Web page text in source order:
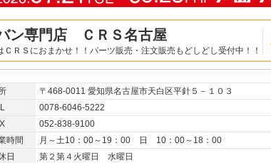
ン専門店 ＣＲＳ名古屋
ＲＳにおまかせ！！パーツ販売・注文販売もどしどし受付中！！
〒468-0011 愛知県名古屋市天白区平針５－１０３
0078-6046-5222
052-838-9100
時間
月～土10：00～19：00 日 10：00～18：00
日
第２第４火曜日 水曜日